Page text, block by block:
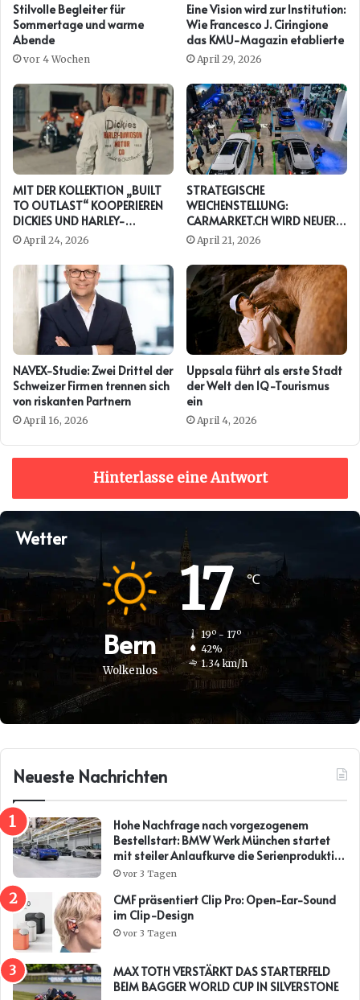
Stilvolle Begleiter für
Sommertage und warme
Abende
vor 4 Wochen
Eine Vision wird zur Institution:
Wie Francesco J. Ciringione
das KMU-Magazin etablierte
April 29, 2026
MIT DER KOLLEKTION „BUILT
TO OUTLAST“ KOOPERIEREN
DICKIES UND HARLEY-
DAVIDSON ERNEUT
April 24, 2026
STRATEGISCHE
WEICHENSTELLUNG:
CARMARKET.CH WIRD NEUER
PRESENTING PARTNER DER
AUTO ZÜRICH
April 21, 2026
NAVEX-Studie: Zwei Drittel der
Schweizer Firmen trennen sich
von riskanten Partnern
April 16, 2026
Uppsala führt als erste Stadt
der Welt den IQ-Tourismus
ein
April 4, 2026
Hinterlasse eine Antwort
Wetter
Bern
Wolkenlos
17℃
19º - 17º
42%
1.34 km/h
Neueste Nachrichten
Hohe Nachfrage nach vorgezogenem
Bestellstart: BMW Werk München startet
mit steiler Anlaufkurve die Serienproduktion
des BMW i3*
vor 3 Tagen
CMF präsentiert Clip Pro: Open-Ear-Sound
im Clip-Design
vor 3 Tagen
MAX TOTH VERSTÄRKT DAS STARTERFELD
BEIM BAGGER WORLD CUP IN SILVERSTONE